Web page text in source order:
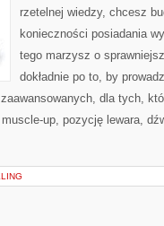
rzetelnej wiedzy, chcesz
konieczności posiadania
tego marzysz o
dokładnie po to, by
dla tych,
up, pozycję lewara,